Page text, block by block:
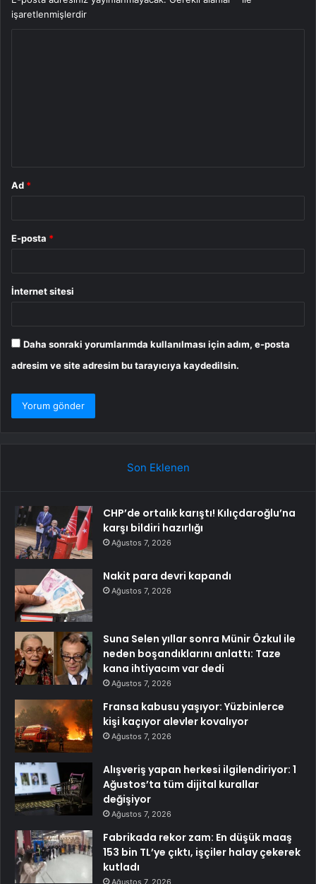
işaretlenmişlerdir
Ad *
E-posta *
İnternet sitesi
Daha sonraki yorumlarımda kullanılması için adım, e-posta
adresim ve site adresim bu tarayıcıya kaydedilsin.
Son Eklenen
CHP’de ortalık karıştı! Kılıçdaroğlu’na
karşı bildiri hazırlığı
Ağustos 7, 2026
Nakit para devri kapandı
Ağustos 7, 2026
Suna Selen yıllar sonra Münir Özkul ile
neden boşandıklarını anlattı: Taze
kana ihtiyacım var dedi
Ağustos 7, 2026
Fransa kabusu yaşıyor: Yüzbinlerce
kişi kaçıyor alevler kovalıyor
Ağustos 7, 2026
Alışveriş yapan herkesi ilgilendiriyor: 1
Ağustos’ta tüm dijital kurallar
değişiyor
Ağustos 7, 2026
Fabrikada rekor zam: En düşük maaş
153 bin TL’ye çıktı, işçiler halay çekerek
kutladı
Ağustos 7, 2026